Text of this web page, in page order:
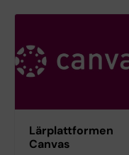
Lärplattformen
Canvas